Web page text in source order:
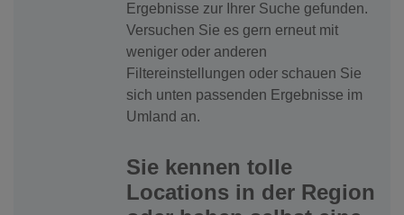
Ergebnisse zur Ihrer Suche gefunden.
Versuchen Sie es gern erneut mit
weniger oder anderen
Filtereinstellungen oder schauen Sie
sich unten passenden Ergebnisse im
Umland an.
Sie kennen tolle
Locations in der Region